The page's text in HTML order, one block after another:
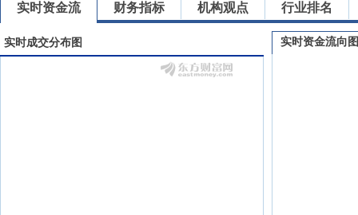
实时资金流 财务指标 机构观点 行业排名
实时成交分布图 实时资金流向图